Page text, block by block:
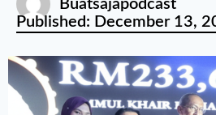
Buatsajapodcast
Published: December 13,